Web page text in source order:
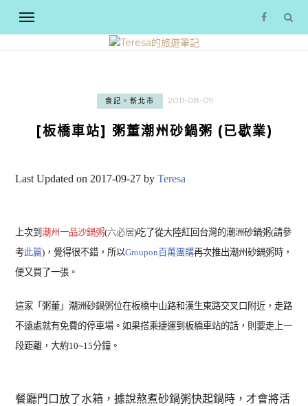
食記。新北市 2011-08-09
[板橋車站] 粥董潮州砂鍋粥 (已歇業)
Last Updated on 2017-09-27 byTeresa
上次到潮州一品沙鍋粥(六必居)吃了從大陸紅回台灣的潮洲砂鍋粥(請參
考此篇)，覺得很不錯，所以Groupon百萬團購再次推出潮州砂鍋粥時，
便又買了一張。
這家「粥董」潮洲砂鍋粥位在板橋中山路和漢生東路交叉口附近，走路
不遠處就有免費的停車場。如果搭乘捷運到板橋車站的話，則要走上一
段距離，大約10~15分鐘。
餐廳門口放了水箱，據說熬煮砂鍋粥快起鍋時，才會將活